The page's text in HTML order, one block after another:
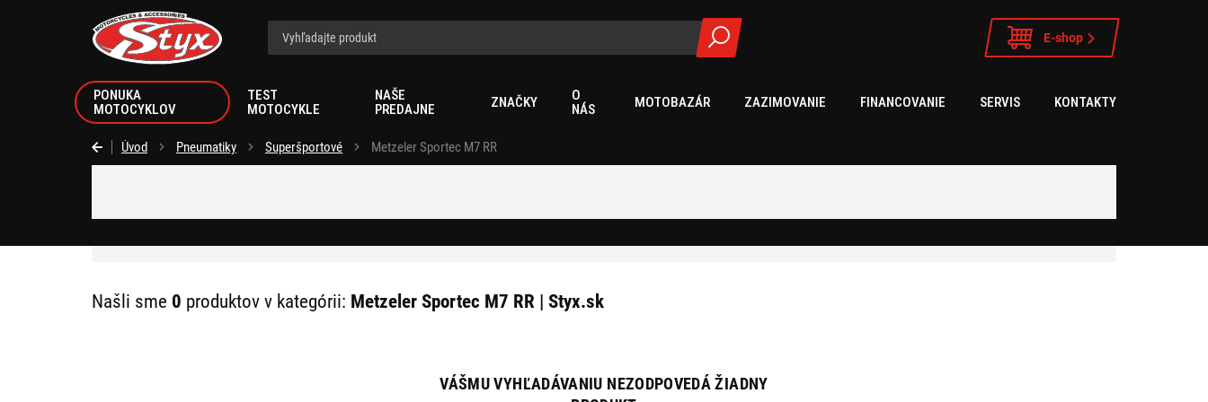
Styx.sk
E-shop
PONUKA
MOTOCYKLOV
TEST
MOTOCYKLE
NAŠE
PREDAJNE
ZNAČKY
O
NÁS
MOTOBAZÁR ZAZIMOVANIE FINANCOVANIE SERVIS KONTAKTY
Úvod Pneumatiky Superšportové Metzeler Sportec M7 RR
Našli sme 0 produktov v kategórii: Metzeler Sportec M7 RR | Styx.sk
VÁŠMU VYHĽADÁVANIU NEZODPOVEDÁ ŽIADNY